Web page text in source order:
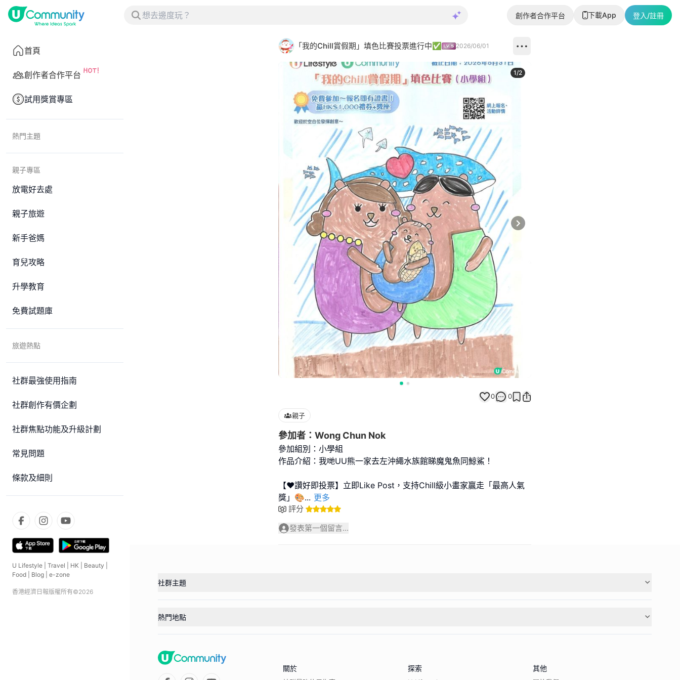
創作者合作平台 下載App 登入/註冊
首頁
創作者合作平台
試用獎賞專區
熱門主題
親子專區
放電好去處
親子旅遊
新手爸媽
育兒攻略
升學教育
免費試題庫
旅遊熱點
社群最強使用指南
社群創作有價企劃
社群焦點功能及升級計劃
常見問題
條款及細則
U Lifestyle Travel HK Beauty
Food
Blog e-zone
香港經濟日報版權所有©2026
「我的Chill賞假期」填色比賽投票進行中✅ 2026/06/01
Next slide
1/2
0 0
親子
參加者：Wong Chun Nok
參加組別：小學組
作品介紹：我哋UU熊一家去左沖繩水族館睇魔鬼魚同鯨鯊！
【❤️讚好即投票】立即Like Post，支持Chill級小畫家贏走「最高人氣
獎」🎨... 更多
評分
發表第一個留言...
社群主題
熱門地點
關於 探索 其他